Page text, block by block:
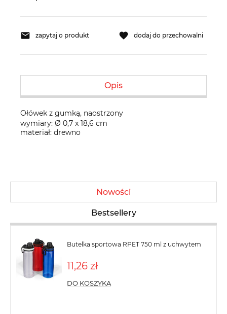
zapytaj o produkt dodaj do przechowalni
Opis
Ołówek z gumką, naostrzony
wymiary: Ø 0,7 x 18,6 cm
materiał: drewno
Nowości
Bestsellery
Butelka sportowa RPET 750 ml z uchwytem
11,26 zł
DO KOSZYKA